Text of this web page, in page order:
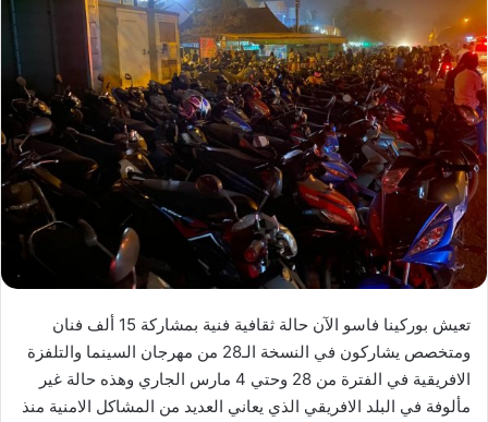
تعيش بوركينا فاسو الآن حالة ثقافية فنية بمشاركة 15 ألف فنان
ومتخصص يشاركون في النسخة الـ28 من مهرجان السينما والتلفزة
الافريقية في الفترة من 28 وحتي 4 مارس الجاري وهذه حالة غير
مألوفة في البلد الافريقي الذي يعاني العديد من المشاكل الامنية منذ